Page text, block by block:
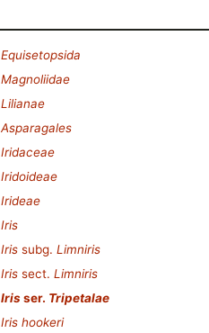
Equisetopsida
Magnoliidae
Lilianae
Asparagales
Iridaceae
Iridoideae
Irideae
Iris
Iris subg. Limniris
Iris sect. Limniris
Iris ser. Tripetalae
Iris hookeri